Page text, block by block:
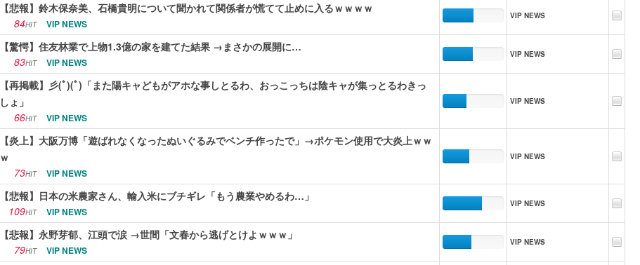
【悲報】鈴木保奈美、石橋貴明について聞かれて関係者が慌てて止めに入るｗｗｗｗ
84HIT VIP NEWS
VIP NEWS
【驚愕】住友林業で上物1.3億の家を建てた結果 →まさかの展開に…
83HIT VIP NEWS
VIP NEWS
【再掲載】彡(ﾟ)(ﾟ)「また陽キャどもがアホな事しとるわ、おっこっちは陰キャが集っとるわきっ
しょ」
66HIT VIP NEWS
VIP NEWS
【炎上】大阪万博「遊ばれなくなったぬいぐるみでベンチ作ったで」→ポケモン使用で大炎上ｗｗ
ｗ
73HIT VIP NEWS
VIP NEWS
【悲報】日本の米農家さん、輸入米にブチギレ「もう農業やめるわ…」
109HIT VIP NEWS
VIP NEWS
【悲報】永野芽郁、江頭で涙 →世間「文春から逃げとけよｗｗｗ」
79HIT VIP NEWS
VIP NEWS